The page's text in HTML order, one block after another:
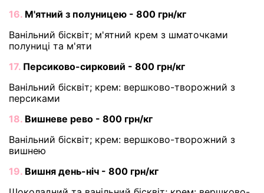
16. М'ятний з полуницею - 800 грн/кг
Ванільний бісквіт; м'ятний крем з шматочками
полуниці та м'яти
17. Персиково-сирковий - 800 грн/кг
Ванільний бісквіт; крем: вершково-творожний з
персиками
18. Вишневе рево - 800 грн/кг
Ванільний бісквіт; крем: вершково-творожний з
вишнею
19. Вишня день-ніч - 800 грн/кг